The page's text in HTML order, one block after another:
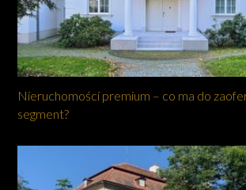
Nieruchomości premium – co ma do
segment?